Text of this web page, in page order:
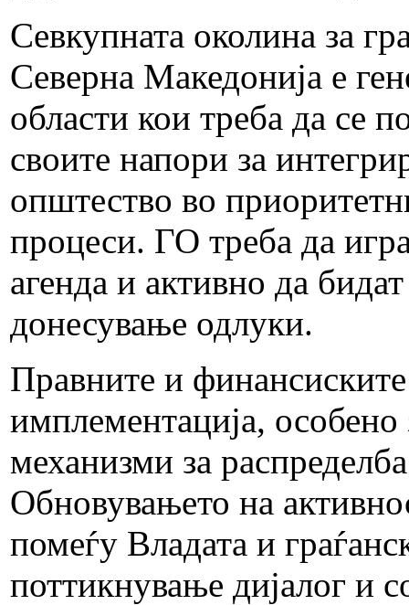
Севкупната околина за
Северна Македонија е
области кои треба да се
своите напори за
општество во
процеси. ГО треба да
агенда и активно да
донесување одлуки.
Правните и
имплементација, особено
механизми за
Обновувањето на
помеѓу Владата и
поттикнување дијалог и